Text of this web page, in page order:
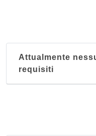
Attualmente
requisiti